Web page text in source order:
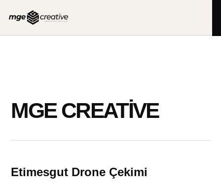
MGE CREATIVE
Etimesgut Drone Çekimi